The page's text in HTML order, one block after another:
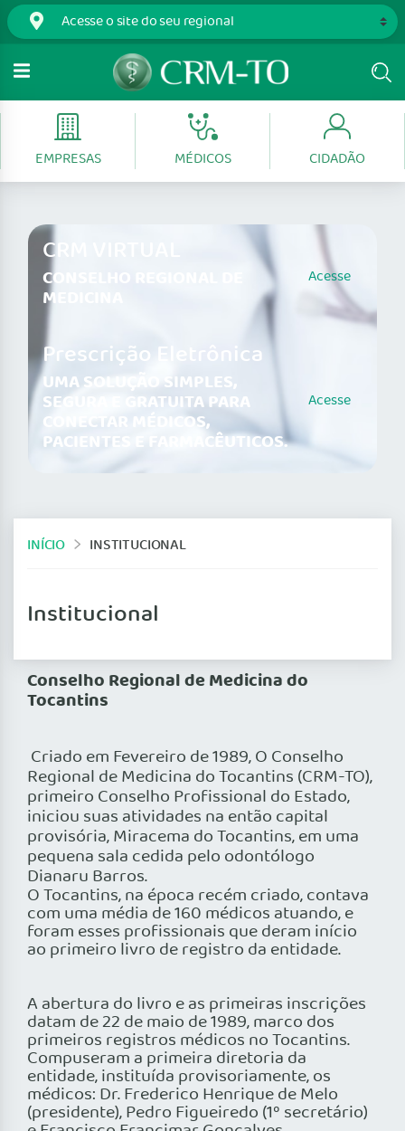
EMPRESAS MÉDICOS CIDADÃO
CRM VIRTUAL
CONSELHO REGIONAL DE
MEDICINA
Acesse
Prescrição Eletrônica
UMA SOLUÇÃO SIMPLES,
SEGURA E GRATUITA PARA
CONECTAR MÉDICOS,
PACIENTES E FARMACÊUTICOS.
Acesse
INÍCIO INSTITUCIONAL
Institucional
Conselho Regional de Medicina do
Tocantins
Criado em Fevereiro de 1989, O Conselho
Regional de Medicina do Tocantins (CRM-TO),
primeiro Conselho Profissional do Estado,
iniciou suas atividades na então capital
provisória, Miracema do Tocantins, em uma
pequena sala cedida pelo odontólogo
Dianaru Barros.
O Tocantins, na época recém criado, contava
com uma média de 160 médicos atuando, e
foram esses profissionais que deram início
ao primeiro livro de registro da entidade.
A abertura do livro e as primeiras inscrições
datam de 22 de maio de 1989, marco dos
primeiros registros médicos no Tocantins.
Compuseram a primeira diretoria da
entidade, instituída provisoriamente, os
médicos: Dr. Frederico Henrique de Melo
(presidente), Pedro Figueiredo (1º secretário)